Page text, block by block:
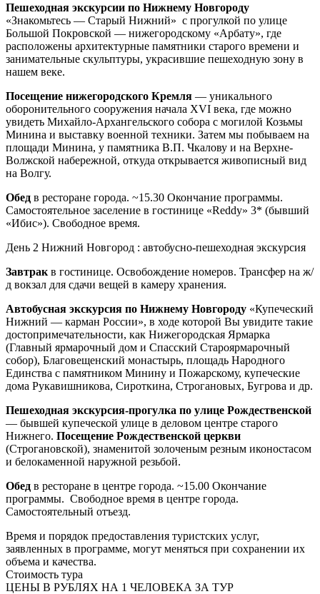
Пешеходная экскурсии по Нижнему Новгороду
«Знакомьтесь — Старый Нижний» с прогулкой по улице
Большой Покровской — нижегородскому «Арбату», где
расположены архитектурные памятники старого времени и
занимательные скульптуры, украсившие пешеходную зону в
нашем веке.
Посещение нижегородского Кремля — уникального
оборонительного сооружения начала XVI века, где можно
увидеть Михайло-Архангельского собора с могилой Козьмы
Минина и выставку военной техники. Затем мы побываем на
площади Минина, у памятника В.П. Чкалову и на Верхне-
Волжской набережной, откуда открывается живописный вид
на Волгу.
Обед в ресторане города. ~15.30 Окончание программы.
Самостоятельное заселение в гостинице «Reddy» 3* (бывший
«Ибис»). Свободное время.
День 2 Нижний Новгород : автобусно-пешеходная экскурсия
Завтрак в гостинице. Освобождение номеров. Трансфер на ж/
д вокзал для сдачи вещей в камеру хранения.
Автобусная экскурсия по Нижнему Новгороду «Купеческий
Нижний — карман России», в ходе которой Вы увидите такие
достопримечательности, как Нижегородская Ярмарка
(Главный ярмарочный дом и Спасский Староярмарочный
собор), Благовещенский монастырь, площадь Народного
Единства с памятником Минину и Пожарскому, купеческие
дома Рукавишникова, Сироткина, Строгановых, Бугрова и др.
Пешеходная экскурсия-прогулка по улице Рождественской
— бывшей купеческой улице в деловом центре старого
Нижнего. Посещение Рождественской церкви
(Строгановской), знаменитой золоченым резным иконостасом
и белокаменной наружной резьбой.
Обед в ресторане в центре города. ~15.00 Окончание
программы. Свободное время в центре города.
Самостоятельный отъезд.
Время и порядок предоставления туристских услуг,
заявленных в программе, могут меняться при сохранении их
объема и качества.
Стоимость тура
ЦЕНЫ В РУБЛЯХ НА 1 ЧЕЛОВЕКА ЗА ТУР